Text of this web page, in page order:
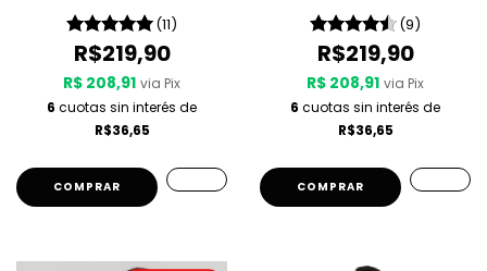
(11)
R$219,90
R$ 208,91 via Pix
6 cuotas sin interés de
R$36,65
COMPRAR
(9)
R$219,90
R$ 208,91 via Pix
6 cuotas sin interés de
R$36,65
COMPRAR